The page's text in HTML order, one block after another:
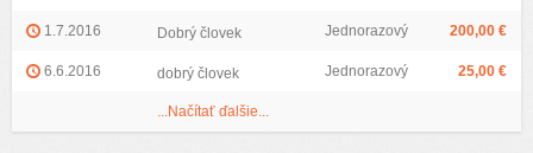
1.7.2016 Dobrý človek Jednorazový 200,00 €
6.6.2016 dobrý človek Jednorazový 25,00 €
...Načítať ďalšie...